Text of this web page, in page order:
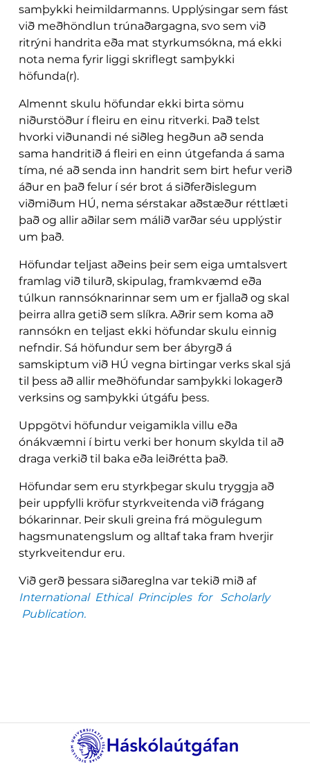
samþykki heimildarmanns. Upplýsingar sem fást
við meðhöndlun trúnaðargagna, svo sem við
ritrýni handrita eða mat styrkumsókna, má ekki
nota nema fyrir liggi skriflegt samþykki
höfunda(r).
Almennt skulu höfundar ekki birta sömu
niðurstöður í fleiru en einu ritverki. Það telst
hvorki viðunandi né siðleg hegðun að senda
sama handritið á fleiri en einn útgefanda á sama
tíma, né að senda inn handrit sem birt hefur verið
áður en það felur í sér brot á siðferðislegum
viðmiðum HÚ, nema sérstakar aðstæður réttlæti
það og allir aðilar sem málið varðar séu upplýstir
um það.
Höfundar teljast aðeins þeir sem eiga umtalsvert
framlag við tilurð, skipulag, framkvæmd eða
túlkun rannsóknarinnar sem um er fjallað og skal
þeirra allra getið sem slíkra. Aðrir sem koma að
rannsókn en teljast ekki höfundar skulu einnig
nefndir. Sá höfundur sem ber ábyrgð á
samskiptum við HÚ vegna birtingar verks skal sjá
til þess að allir meðhöfundar samþykki lokagerð
verksins og samþykki útgáfu þess.
Uppgötvi höfundur veigamikla villu eða
ónákvæmni í birtu verki ber honum skylda til að
draga verkið til baka eða leiðrétta það.
Höfundar sem eru styrkþegar skulu tryggja að
þeir uppfylli kröfur styrkveitenda við frágang
bókarinnar. Þeir skuli greina frá mögulegum
hagsmunatengslum og alltaf taka fram hverjir
styrkveitendur eru.
Við gerð þessara siðareglna var tekið mið af
International Ethical Principles for Scholarly
Publication.